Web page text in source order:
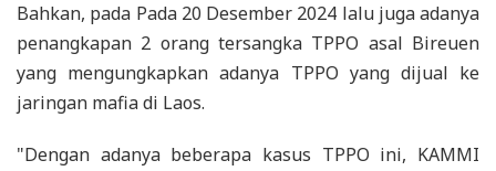
Bahkan, pada Pada 20 Desember 2024 lalu juga adanya
penangkapan 2 orang tersangka TPPO asal Bireuen
yang mengungkapkan adanya TPPO yang dijual ke
jaringan mafia di Laos.
"Dengan adanya beberapa kasus TPPO ini, KAMMI